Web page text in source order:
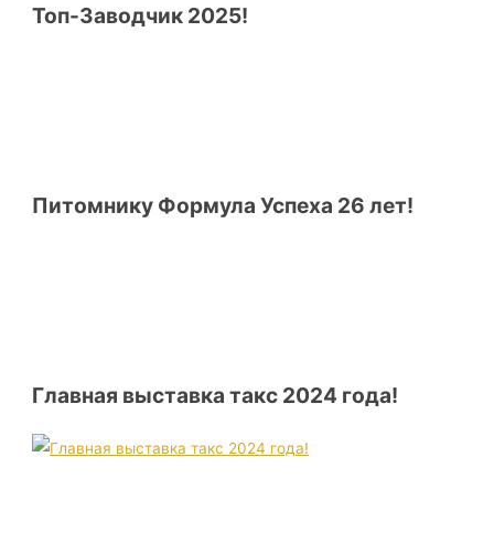
Топ-Заводчик 2025!
Питомнику Формула Успеха 26 лет!
Главная выставка такс 2024 года!